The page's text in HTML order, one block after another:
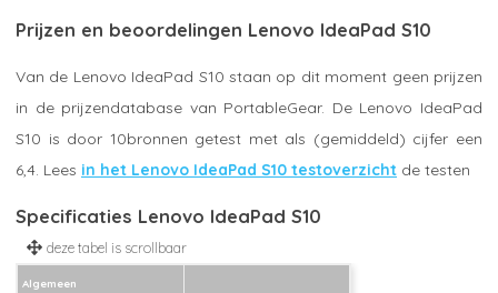
Prijzen en beoordelingen Lenovo IdeaPad S10
Van de Lenovo IdeaPad S10 staan op dit moment geen prijzen
in de prijzendatabase van PortableGear. De Lenovo IdeaPad
S10 is door 10bronnen getest met als (gemiddeld) cijfer een
6,4. Lees in het Lenovo IdeaPad S10 testoverzicht de testen
Specificaties Lenovo IdeaPad S10
Algemeen